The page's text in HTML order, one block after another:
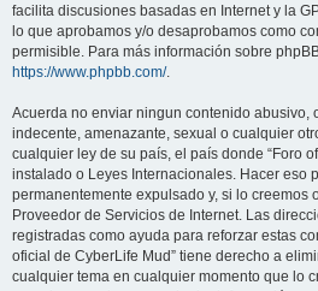
facilita discusiones basadas en Internet y la
lo que aprobamos y/o desaprobamos como
permisible. Para más información sobre
https://www.phpbb.com/.
Acuerda no enviar ningun contenido abusivo,
indecente, amenazante, sexual o cualquier
cualquier ley de su país, el país donde “Foro
instalado o Leyes Internacionales. Hacer eso
permanentemente expulsado y, si lo creemos
Proveedor de Servicios de Internet. Las
registradas como ayuda para reforzar estas
oficial de CyberLife Mud” tiene derecho a
cualquier tema en cualquier momento que lo